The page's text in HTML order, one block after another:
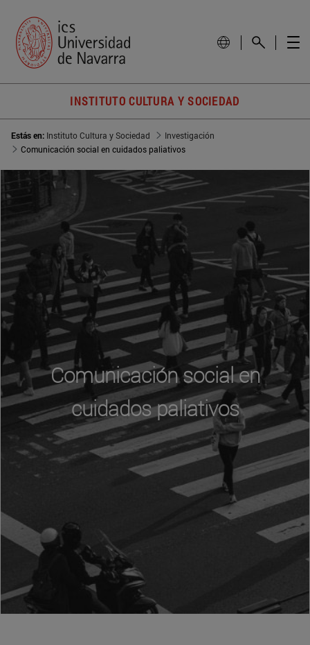
INSTITUTO CULTURA Y SOCIEDAD
Estás en: Instituto Cultura y Sociedad
Investigación
Comunicación social en cuidados paliativos
Comunicación social en
cuidados paliativos